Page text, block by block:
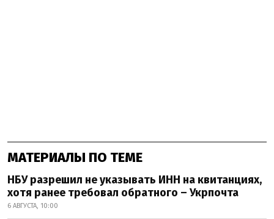
МАТЕРИАЛЫ ПО ТЕМЕ
НБУ разрешил не указывать ИНН на квитанциях,
хотя ранее требовал обратного – Укрпочта
6 АВГУСТА, 10:00